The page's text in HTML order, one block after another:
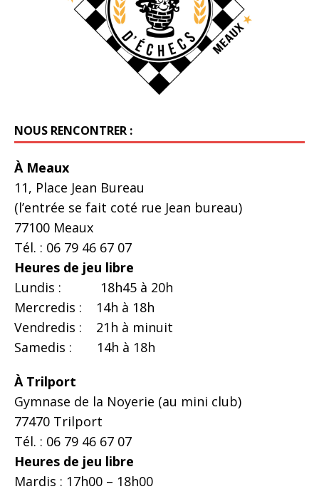
NOUS RENCONTRER :
À Meaux
11, Place Jean Bureau
(l’entrée se fait coté rue Jean bureau)
77100 Meaux
Tél. : 06 79 46 67 07
Heures de jeu libre
Lundis : 18h45 à 20h
Mercredis : 14h à 18h
Vendredis : 21h à minuit
Samedis : 14h à 18h
À Trilport
Gymnase de la Noyerie (au mini club)
77470 Trilport
Tél. : 06 79 46 67 07
Heures de jeu libre
Mardis : 17h00 – 18h00